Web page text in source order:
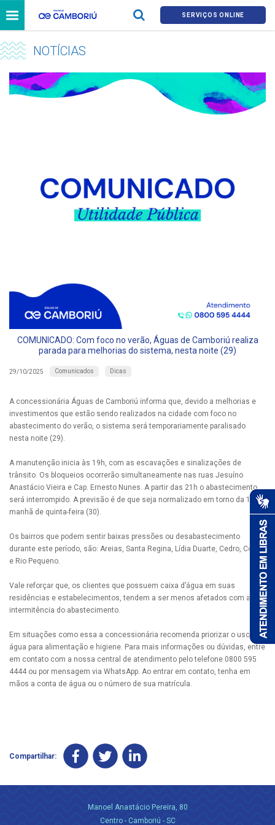
SERVIÇOS ONLINE
NOTÍCIAS
COMUNICADO: Com foco no verão, Águas de Camboriú realiza
parada para melhorias do sistema, nesta noite (29)
29/10/2025 Comunicados Dicas
A concessionária Águas de Camboriú informa que, devido a melhorias e
investimentos que estão sendo realizados na cidade com foco no
abastecimento do verão, o sistema será temporariamente paralisado
nesta noite (29).
A manutenção inicia às 19h, com as escavações e sinalizações de
trânsito. Os bloqueios ocorrerão simultaneamente nas ruas Jesuíno
Anastácio Vieira e Cap. Ernesto Nunes. A partir das 21h o abastecimento
será interrompido. A previsão é de que seja normalizado em torno da 1h da
manhã de quinta-feira (30).
Os bairros que podem sentir baixas pressões ou desabastecimento
durante este período, são: Areias, Santa Regina, Lídia Duarte, Cedro, Centro
e Rio Pequeno.
Vale reforçar que, os clientes que possuem caixa d’água em suas
residências e estabelecimentos, tendem a ser menos afetados com a
intermitência do abastecimento.
Em situações como essa a concessionária recomenda priorizar o uso da
água para alimentação e higiene. Para mais informações ou dúvidas, entre
em contato com a nossa central de atendimento pelo telefone 0800 595
4444 ou por mensagem via WhatsApp. Ao entrar em contato, tenha em
mãos a conta de água ou o número de sua matrícula.
Compartilhar:
Manoel Anastácio Pereira, 80
Centro - Camboriú - SC